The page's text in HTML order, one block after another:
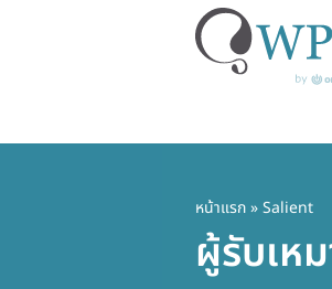
หน้าแรก» Salient
ผู้รับเห